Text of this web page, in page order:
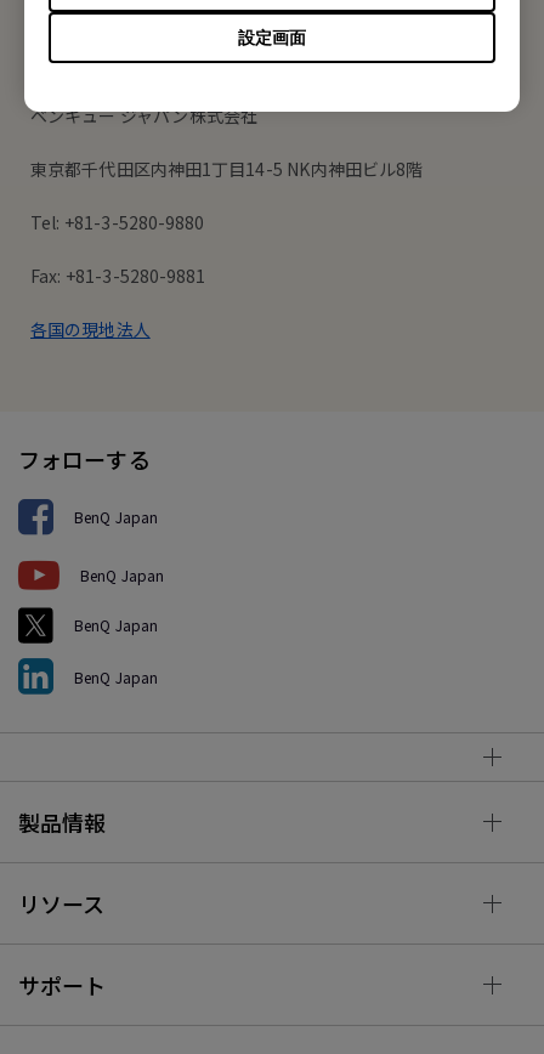
設定画面
オフィス所在地
ベンキュー ジャパン株式会社
東京都千代田区内神田1丁目14-5 NK内神田ビル8階
Tel: +81-3-5280-9880
Fax: +81-3-5280-9881
各国の現地法人
フォローする
BenQ Japan
BenQ Japan
BenQ Japan
BenQ Japan
製品情報
リソース
サポート